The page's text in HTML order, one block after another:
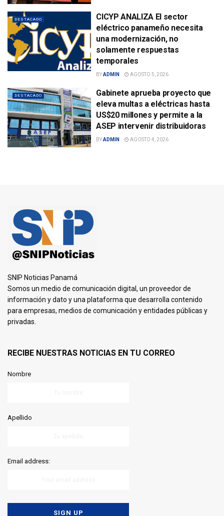
DESTACADO
CICYP ANALIZA El sector
eléctrico panameño necesita
una modernización, no
solamente respuestas
temporales
BYADMIN AGOSTO 5, 2026
DESTACADO
Gabinete aprueba proyecto que
eleva multas a eléctricas hasta
US$20 millones y permite a la
ASEP intervenir distribuidoras
BYADMIN AGOSTO 4, 2026
SNIP Noticias Panamá
Somos un medio de comunicación digital, un proveedor de
información y dato y una plataforma que desarrolla contenido
para empresas, medios de comunicación y entidades públicas y
privadas.
RECIBE NUESTRAS NOTICIAS EN TU CORREO
Nombre
Apellido
Email address: